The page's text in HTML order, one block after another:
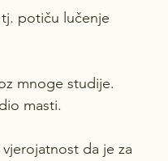
potiču lučenje
mnoge studije.
masti.
da je za